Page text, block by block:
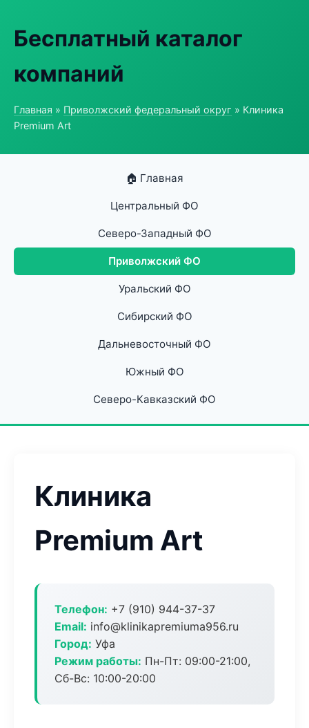
Бесплатный каталог
компаний
Главная » Приволжский федеральный округ » Клиника
Premium Art
🏠 Главная
Центральный ФО
Северо-Западный ФО
Приволжский ФО
Уральский ФО
Сибирский ФО
Дальневосточный ФО
Южный ФО
Северо-Кавказский ФО
Клиника
Premium Art
Телефон: +7 (910) 944-37-37
Email: info@klinikapremiuma956.ru
Город: Уфа
Режим работы: Пн-Пт: 09:00-21:00,
Сб-Вс: 10:00-20:00